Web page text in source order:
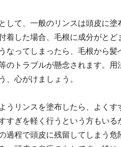
して、一般のリンスは頭皮に塗
着した場合、毛根に成分がとど
なってしまったら、毛根から髪
のトラブルが懸念されます。用
、心がけましょう。
うリンスを塗布したら、よくす
すぎを軽く行うという方もい
過程で頭皮に残留してしまう